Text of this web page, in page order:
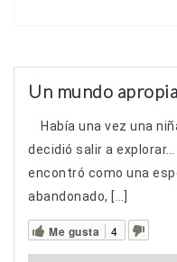
Un mundo
Había una vez una
decidió salir a
encontró como una
abandonado, […]
Me gusta 4